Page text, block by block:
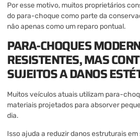
Por esse motivo, muitos proprietários
do para-choque como parte da
não apenas como um reparo pontual.
PARA-CHOQUES
RESISTENTES, MAS
SUJEITOS A DANOS
Muitos veículos atuais utilizam para-
materiais projetados para absorver
dia.
Isso ajuda a reduzir danos estruturais